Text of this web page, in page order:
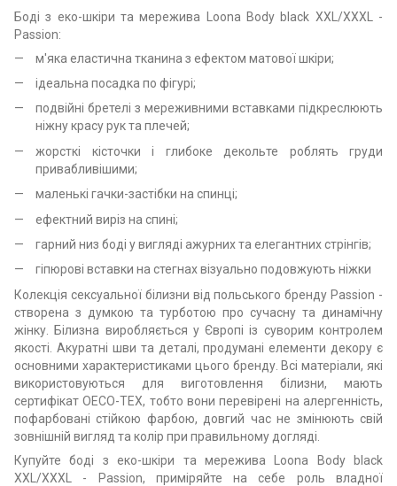
Боді з еко-шкіри та мережива Loona Body black XXL/XXXL -
Passion:
м'яка еластична тканина з ефектом матової шкіри;
ідеальна посадка по фігурі;
подвійні бретелі з мереживними вставками підкреслюють
ніжну красу рук та плечей;
жорсткі кісточки і глибоке декольте роблять груди
привабливішими;
маленькі гачки-застібки на спинці;
ефектний виріз на спині;
гарний низ боді у вигляді ажурних та елегантних стрінгів;
гіпюрові вставки на стегнах візуально подовжують ніжки
Колекція сексуальної білизни від польського бренду Passion -
створена з думкою та турботою про сучасну та динамічну
жінку. Білизна виробляється у Європі із суворим контролем
якості. Акуратні шви та деталі, продумані елементи декору є
основними характеристиками цього бренду. Всі матеріали, які
використовуються для виготовлення білизни, мають
сертифікат OECO-TEX, тобто вони перевірені на алергенність,
пофарбовані стійкою фарбою, довгий час не змінюють свій
зовнішній вигляд та колір при правильному догляді.
Купуйте боді з еко-шкіри та мережива Loona Body black
XXL/XXXL - Passion, приміряйте на себе роль владної